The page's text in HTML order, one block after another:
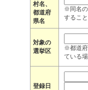
村名、
都道府
県名
※同名の
するこ
対象の
選挙区
※都道府
ている
登録日